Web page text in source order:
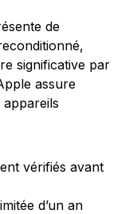
de
significative par
assure
vérifiés avant
d’un an